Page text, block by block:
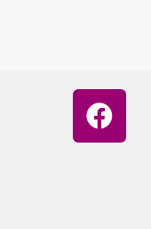
F
a
c